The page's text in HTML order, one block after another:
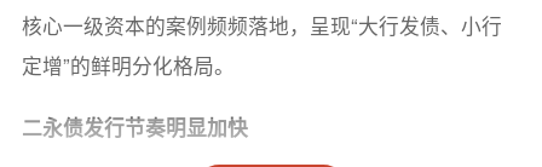
核心一级资本的案例频频落地，呈现“大行发债、小行
定增”的鲜明分化格局。
二永债发行节奏明显加快